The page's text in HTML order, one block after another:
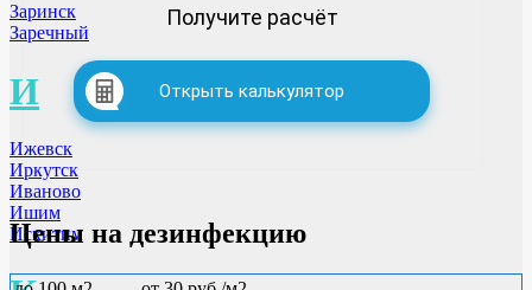
Заринск
Заречный
И
Ижевск
Иркутск
Иваново
Ишим
Искитим
Получите расчёт
Открыть калькулятор
Цены на дезинфекцию